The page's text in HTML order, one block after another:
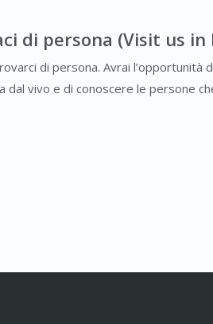
di persona (Visit us in
di persona. Avrai l’opportunità
dal vivo e di conoscere le persone